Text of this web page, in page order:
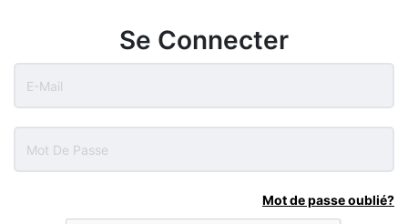
Se Connecter
Mot de passe oublié?